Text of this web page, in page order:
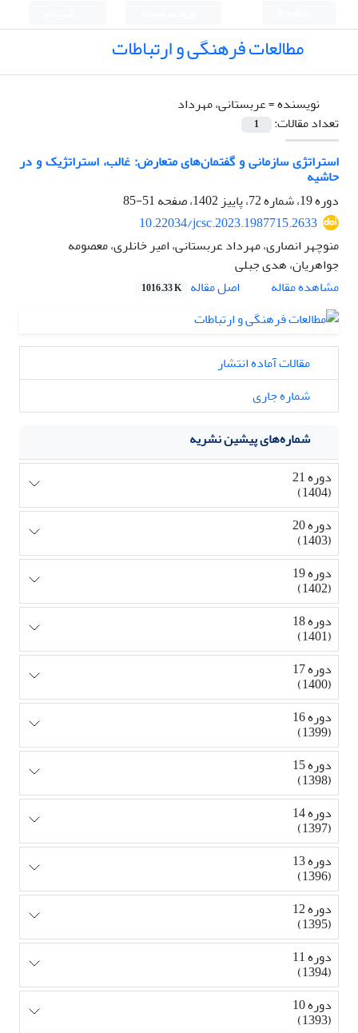
مطالعات فرهنگی و ارتباطات
نویسنده =عربستانی، مهرداد
تعداد مقالات:
1
استراتژی سازمانی و گفتمان‌های متعارض: غالب، استراتژیک و در
حاشیه
دوره 19، شماره 72، پاییز 1402، صفحه
51-85
10.22034/jcsc.2023.1987715.2633
منوچهر انصاری، مهرداد عربستانی، امیر خانلری، معصومه
جواهریان، هدی جبلی
مشاهده مقاله
اصل مقاله 1016.33 K
مقالات آماده انتشار
شماره جاری
شماره‌های پیشین نشریه
دوره 21
(1404)
دوره 20
(1403)
دوره 19
(1402)
دوره 18
(1401)
دوره 17
(1400)
دوره 16
(1399)
دوره 15
(1398)
دوره 14
(1397)
دوره 13
(1396)
دوره 12
(1395)
دوره 11
(1394)
دوره 10
(1393)